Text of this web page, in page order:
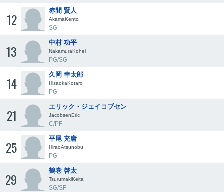
12 赤間 賢人
AkamaKento
SG
13 中村 功平
NakamuraKohei
PG/SG
14 久岡 幸太郎
HisaokaKotaro
PG
21 エリック・ジェイコブセン
JacobsenEric
C/PF
25 平尾 充庸
HiraoAtsunobu
PG
29 鶴巻 啓太
TsurumakiKeita
SG/SF